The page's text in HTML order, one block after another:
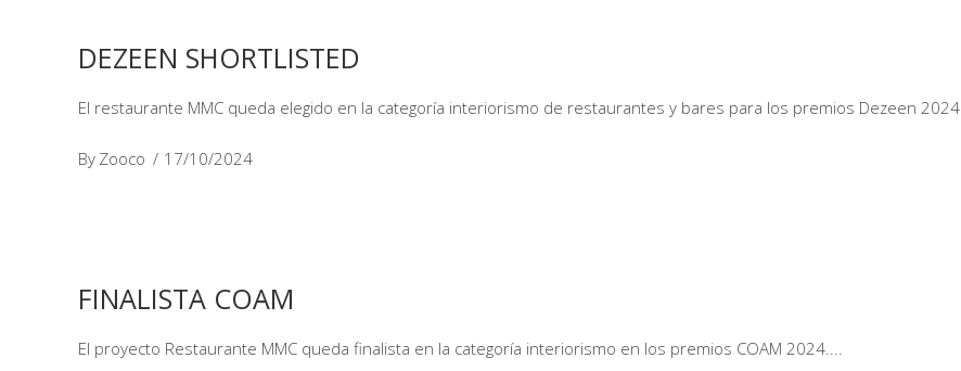
DEZEEN SHORTLISTED
El restaurante MMC queda elegido en la categoría interiorismo de restaurantes y bares para los premios Dezeen 2024.
By Zooco 17/10/2024
FINALISTA COAM
El proyecto Restaurante MMC queda finalista en la categoría interiorismo en los premios COAM 2024.